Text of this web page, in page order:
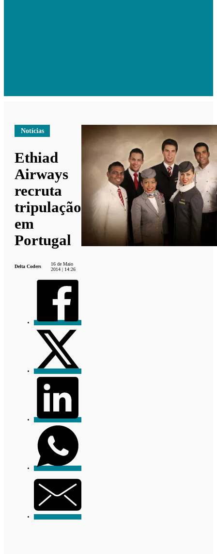
Notícias
Ethiad
Airways
recruta
tripulação
em
Portugal
Delta Coders
16 de Maio
2014 | 14:26